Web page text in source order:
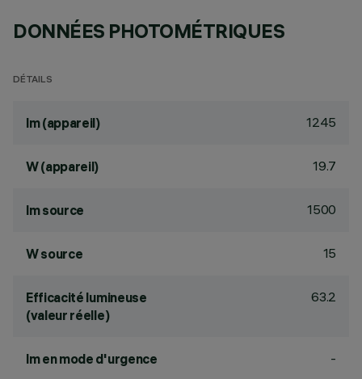
DONNÉES PHOTOMÉTRIQUES
DÉTAILS
lm (appareil) 1245
W (appareil) 19.7
lm source 1500
W source 15
Efficacité lumineuse
(valeur réelle)
63.2
lm en mode d'urgence -